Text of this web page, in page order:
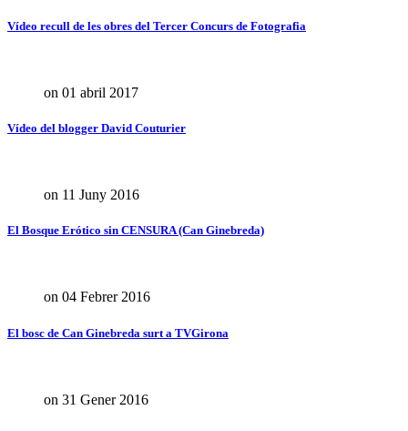
Vídeo recull de les obres del Tercer Concurs de Fotografia
on 01 abril 2017
Vídeo del blogger David Couturier
on 11 Juny 2016
El Bosque Erótico sin CENSURA (Can Ginebreda)
on 04 Febrer 2016
El bosc de Can Ginebreda surt a TVGirona
on 31 Gener 2016